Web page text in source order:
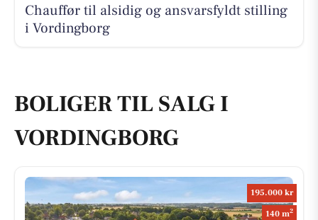
Chauffør til alsidig og ansvarsfyldt stilling
i Vordingborg
BOLIGER TIL SALG I
VORDINGBORG
195.000 kr
140 m2